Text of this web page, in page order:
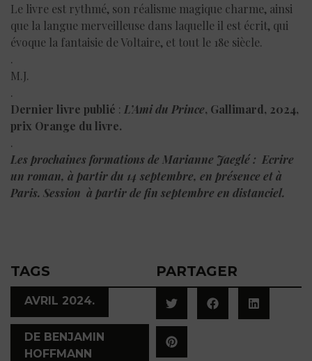
Le livre est rythmé, son réalisme magique charme, ainsi
que la langue merveilleuse dans laquelle il est écrit, qui
évoque la fantaisie de Voltaire, et tout le 18e siècle.
.
M.J.
.
Dernier livre publié : L’Ami du Prince, Gallimard, 2024,
prix Orange du livre.
.
Les prochaines formations de Marianne Jaeglé : Ecrire
un roman, à partir du 14 septembre, en présence et à
Paris. Session à partir de fin septembre en distanciel.
TAGS
AVRIL 2024.
DE BENJAMIN
HOFFMANN
PARTAGER